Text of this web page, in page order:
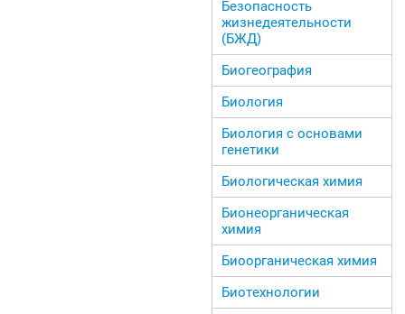
Безопасность
жизнедеятельности
(БЖД)
Биогеография
Биология
Биология с основами
генетики
Биологическая химия
Бионеорганическая
химия
Биоорганическая химия
Биотехнологии